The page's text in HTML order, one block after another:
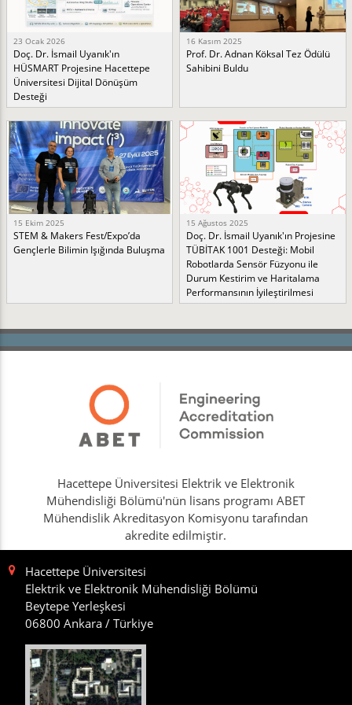
23 Ocak 2026
Doç. Dr. İsmail Uyanık'ın
HÜSMART Projesine Hacettepe
Üniversitesi Dijital Dönüşüm
Desteği
16 Kasım 2025
Prof. Dr. Adnan Köksal Tez Ödülü
Sahibini Buldu
15 Ekim 2025
STEM & Makers Fest/Expo’da
Gençlerle Bilimin Işığında Buluşma
15 Ağustos 2025
Doç. Dr. İsmail Uyanık'ın Projesine
TÜBİTAK 1001 Desteği: Mobil
Robotlarda Sensör Füzyonu ile
Durum Kestirim ve Haritalama
Performansının İyileştirilmesi
Hacettepe Üniversitesi Elektrik ve Elektronik
Mühendisliği Bölümü'nün lisans programı ABET
Mühendislik Akreditasyon Komisyonu tarafından
akredite edilmiştir.
Hacettepe Üniversitesi
Elektrik ve Elektronik Mühendisliği Bölümü
Beytepe Yerleşkesi
06800 Ankara / Türkiye